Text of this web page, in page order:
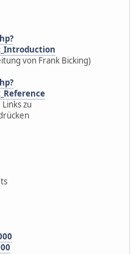
von Frank Bicking)
zu